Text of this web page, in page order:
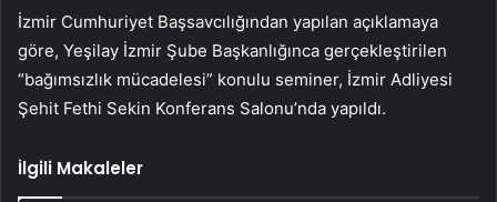
İzmir Cumhuriyet Başsavcılığından yapılan açıklamaya
göre, Yeşilay İzmir Şube Başkanlığınca gerçekleştirilen
“bağımsızlık mücadelesi” konulu seminer, İzmir Adliyesi
Şehit Fethi Sekin Konferans Salonu’nda yapıldı.
İlgili Makaleler